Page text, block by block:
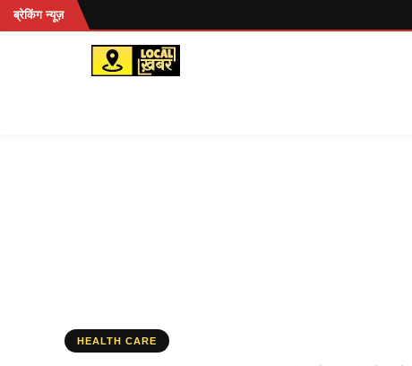
Skip
to
ब्रेकिंग न्यूज़
HEALTH CARE